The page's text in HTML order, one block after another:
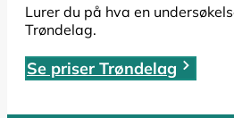
SIST OPPDATERT 19. OKTOBER 2025
Har du fått beskjed om at
Lurer du på hva en
Trøndelag.
Se priser Trøndelag